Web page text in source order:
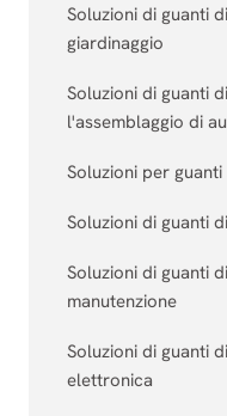
Soluzioni di guanti
giardinaggio
Soluzioni di guanti
l'assemblaggio di
Soluzioni per
Soluzioni di guanti
Soluzioni di guanti
manutenzione
Soluzioni di guanti
elettronica